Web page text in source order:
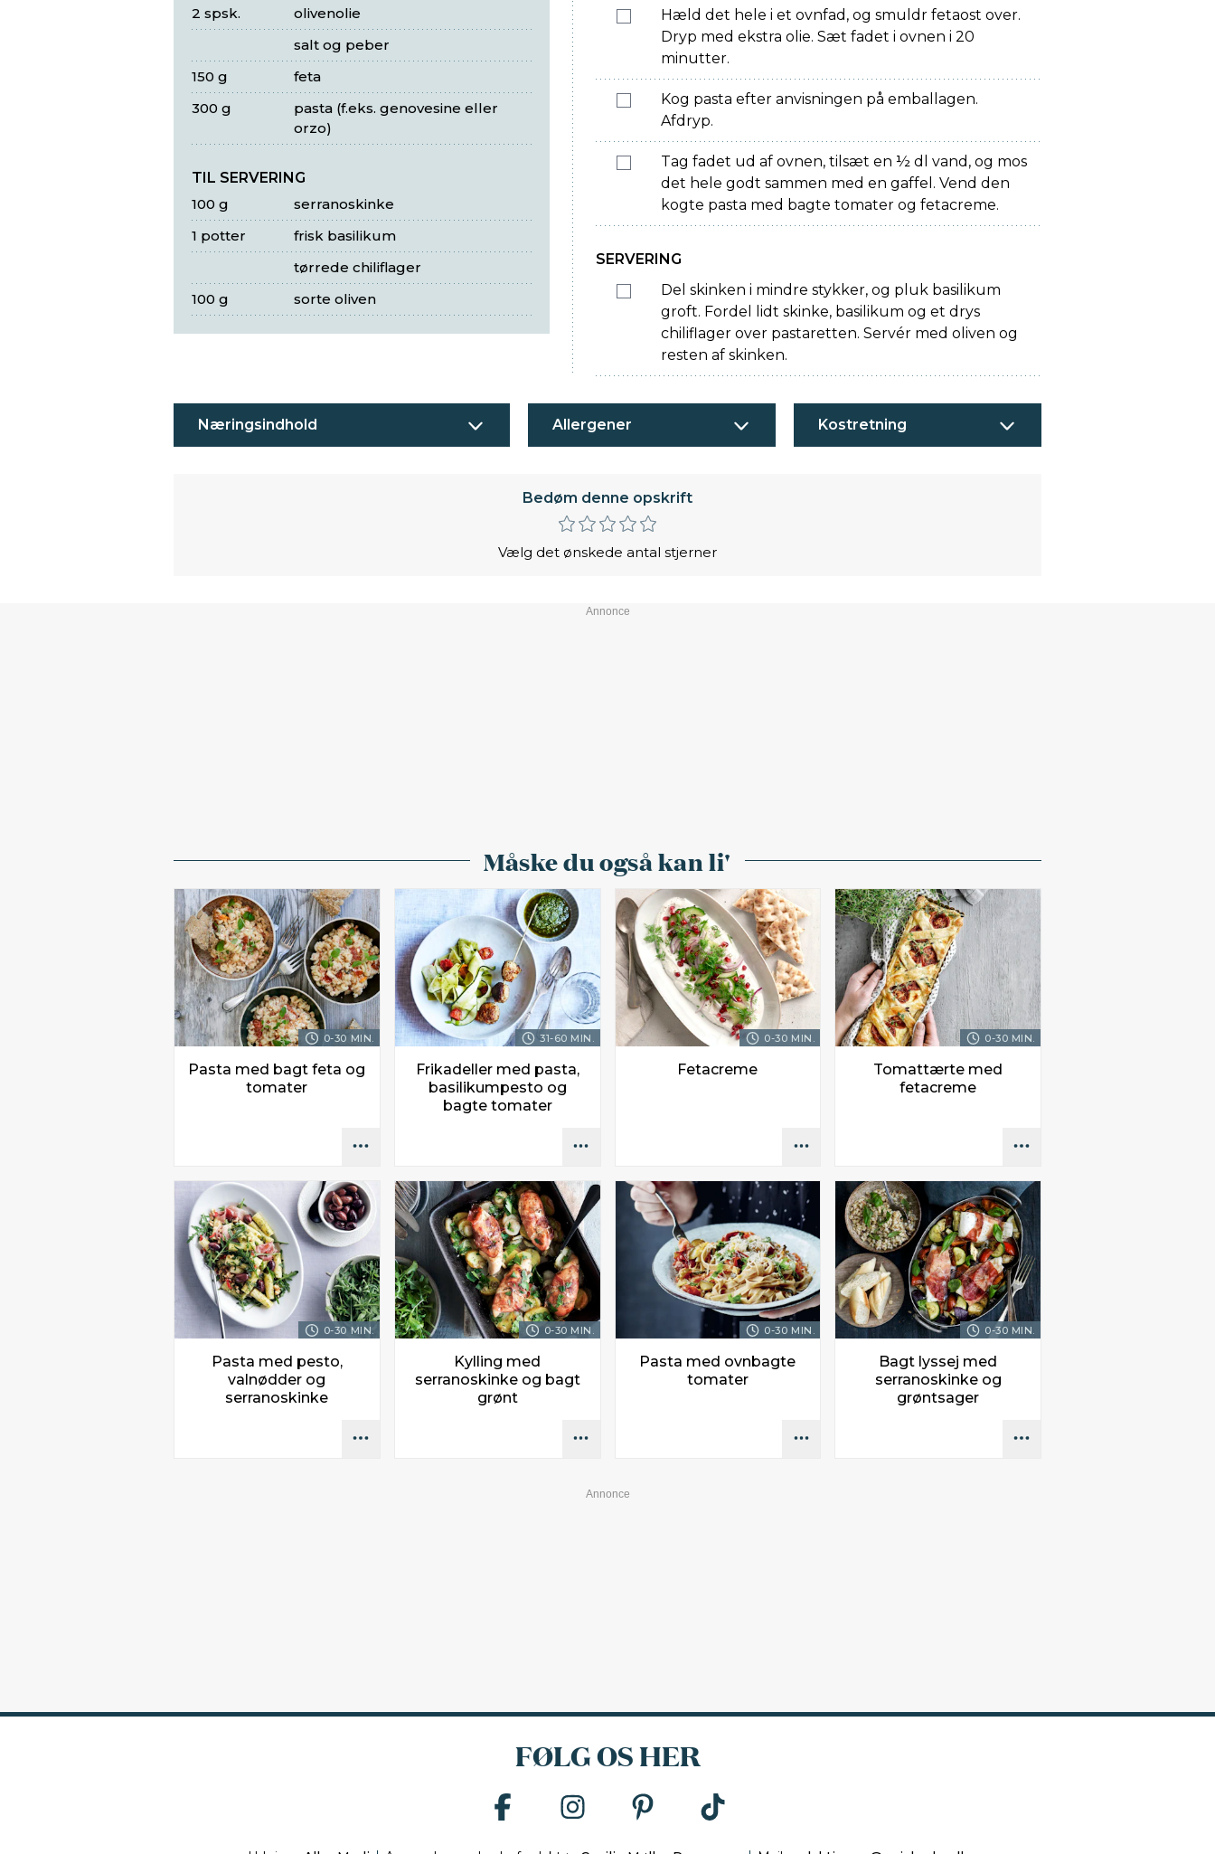
olivenolie
2 spsk.
salt og peber
feta
150 g
pasta (f.eks. genovesine eller
orzo)
300 g
TIL SERVERING
serranoskinke
100 g
frisk basilikum
1 potter
tørrede chiliflager
sorte oliven
100 g
Hæld det hele i et ovnfad, og smuldr fetaost over.
Dryp med ekstra olie. Sæt fadet i ovnen i 20
minutter.
Kog pasta efter anvisningen på emballagen.
Afdryp.
Tag fadet ud af ovnen, tilsæt en ½ dl vand, og mos
det hele godt sammen med en gaffel. Vend den
kogte pasta med bagte tomater og fetacreme.
SERVERING
Del skinken i mindre stykker, og pluk basilikum
groft. Fordel lidt skinke, basilikum og et drys
chiliflager over pastaretten. Servér med oliven og
resten af skinken.
Næringsindhold Allergener Kostretning
Bedøm denne opskrift
Vælg det ønskede antal stjerner
Måske du også kan li'
0-30 MIN.
Pasta med bagt feta og
tomater
31-60 MIN.
Frikadeller med pasta,
basilikumpesto og
bagte tomater
0-30 MIN.
Fetacreme
0-30 MIN.
Tomattærte med
fetacreme
0-30 MIN.
Pasta med pesto,
valnødder og
serranoskinke
0-30 MIN.
Kylling med
serranoskinke og bagt
grønt
0-30 MIN.
Pasta med ovnbagte
tomater
0-30 MIN.
Bagt lyssej med
serranoskinke og
grøntsager
FØLG OS HER